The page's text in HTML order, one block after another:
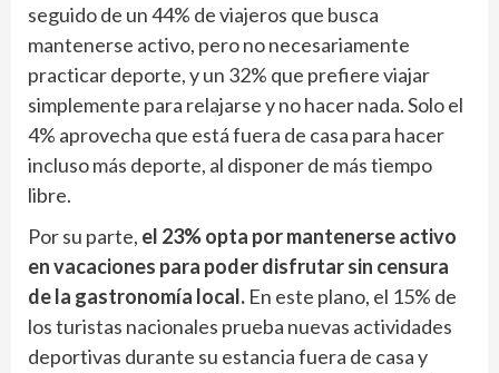
seguido de un 44% de viajeros que busca
mantenerse activo, pero no necesariamente
practicar deporte, y un 32% que prefiere viajar
simplemente para relajarse y no hacer nada. Solo el
4% aprovecha que está fuera de casa para hacer
incluso más deporte, al disponer de más tiempo
libre.
Por su parte, el 23% opta por mantenerse activo
en vacaciones para poder disfrutar sin censura
de la gastronomía local. En este plano, el 15% de
los turistas nacionales prueba nuevas actividades
deportivas durante su estancia fuera de casa y